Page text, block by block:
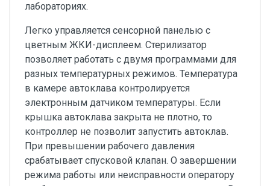
лабораториях.
Легко управляется сенсорной панелью с
цветным ЖКИ-дисплеем. Стерилизатор
позволяет работать с двумя программами для
разных температурных режимов. Температура
в камере автоклава контролируется
электронным датчиком температуры. Если
крышка автоклава закрыта не плотно, то
контроллер не позволит запустить автоклав.
При превышении рабочего давления
срабатывает спусковой клапан. О завершении
режима работы или неисправности оператору